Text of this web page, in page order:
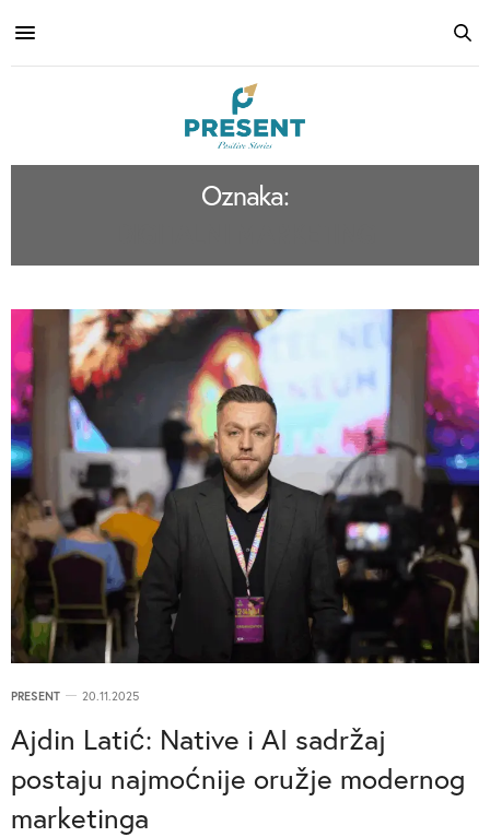
Oznaka:
PRESENT 20.11.2025
Ajdin Latić: Native i AI sadržaj
postaju najmoćnije oružje modernog
marketinga